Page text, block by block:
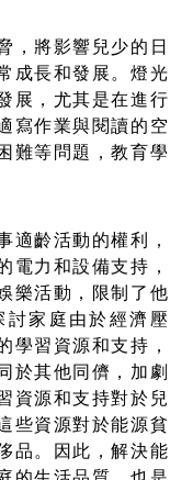
將影響兒少的日
成長和發展。燈光
展，尤其是在進行
寫作業與閱讀的空
難等問題，教育學
齡活動的權利，
電力和設備支持，
樂活動，限制了他
家庭由於經濟壓
學習資源和支持，
於其他同儕，加劇
資源和支持對於兒
些資源對於能源貧
品。因此，解決能